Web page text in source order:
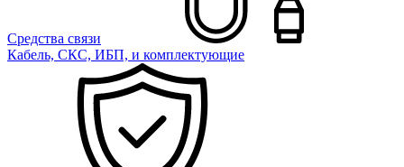
Средства связи
Кабель, СКС, ИБП, и комплектующие